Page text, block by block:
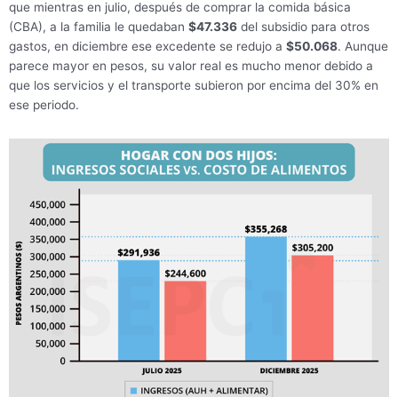
que mientras en julio, después de comprar la comida básica
(CBA), a la familia le quedaban $47.336 del subsidio para otros
gastos, en diciembre ese excedente se redujo a $50.068. Aunque
parece mayor en pesos, su valor real es mucho menor debido a
que los servicios y el transporte subieron por encima del 30% en
ese periodo.